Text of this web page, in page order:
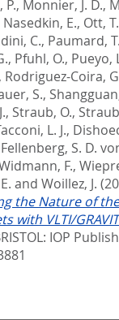
P., Monnier, J. D.,
Nasedkin, E., Ott, T.
C., Paumard, T.
, Pfuhl, O., Pueyo,
, Rodriguez-Coira,
S.,
, Straub, O.,
L. J.,
Fellenberg, S. D.
F.,
and Woillez, J.
the Nature of
with VLTI/
IOP